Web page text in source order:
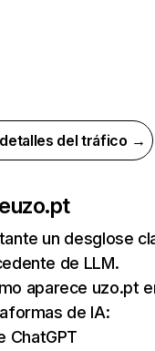
del tráfico →
uzo.pt
un desglose
de LLM.
aparece uzo.pt
de IA:
ChatGPT